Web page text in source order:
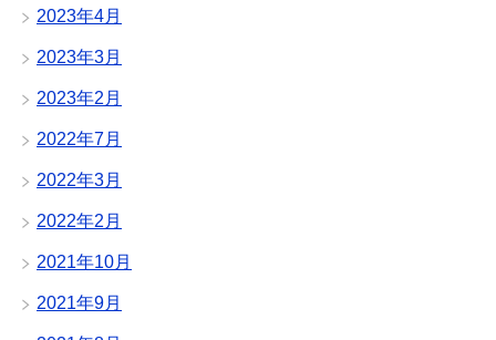
2023年4月
2023年3月
2023年2月
2022年7月
2022年3月
2022年2月
2021年10月
2021年9月